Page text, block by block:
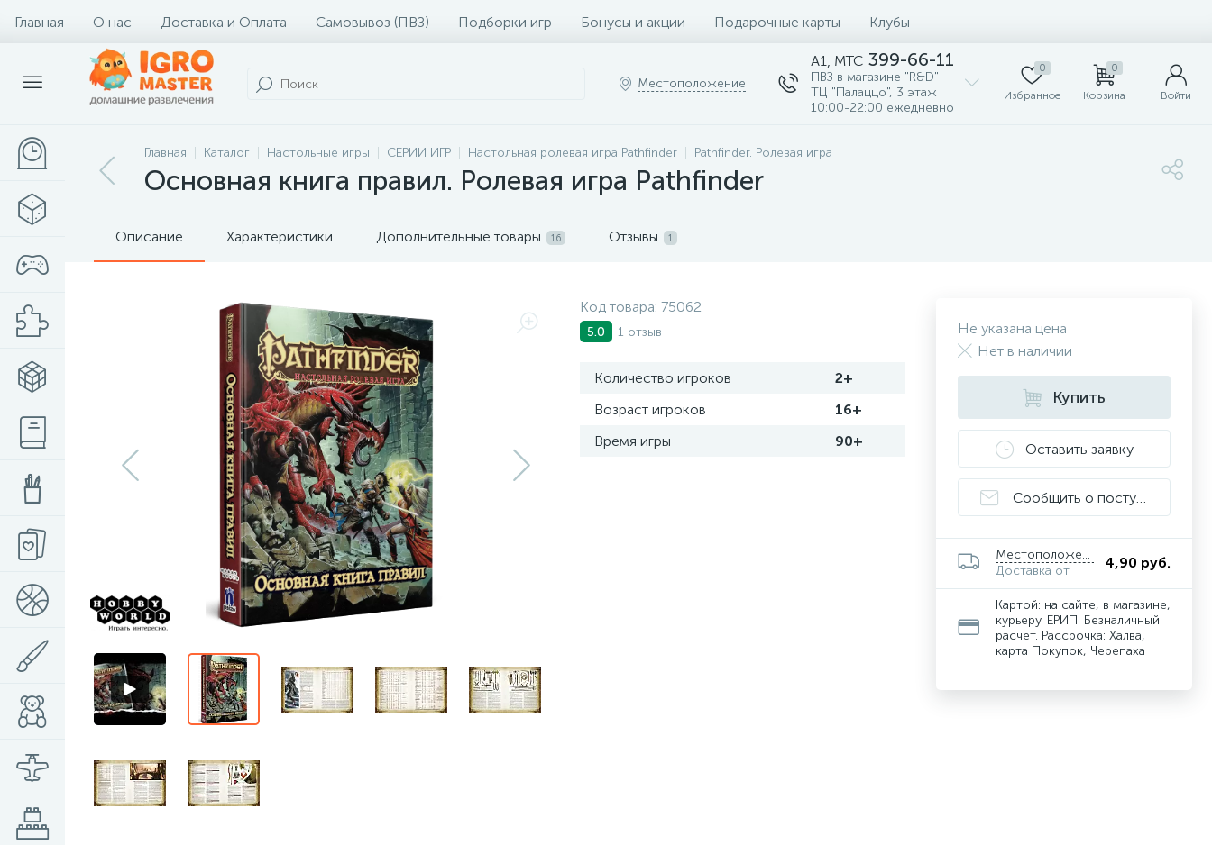
Главная О нас Доставка и Оплата Самовывоз (ПВЗ) Подборки игр Бонусы и акции Подарочные карты Клубы
Местоположение
A1, MTC 399-66-11
ПВЗ в магазине "R&D"
ТЦ "Палаццо", 3 этаж
10:00-22:00 ежедневно
0
Избранное
0
Корзина Войти
Главная Каталог Настольные игры СЕРИИ ИГР Настольная ролевая игра Pathfinder Pathfinder. Ролевая игра
Основная книга правил. Ролевая игра Pathfinder
Описание Характеристики Дополнительные товары 16 Отзывы 1
Код товара: 75062
5.0 1 отзыв
Количество игроков
2+
Возраст игроков
16+
Время игры
90+
Не указана цена
Нет в наличии
Купить
Оставить заявку
Сообщить о поступлении
Местоположение
Доставка от
4,90 руб.
Картой: на сайте, в магазине,
курьеру. ЕРИП. Безналичный
расчет. Рассрочка: Халва,
карта Покупок, Черепаха